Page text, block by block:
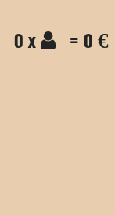
0 x = 0 €